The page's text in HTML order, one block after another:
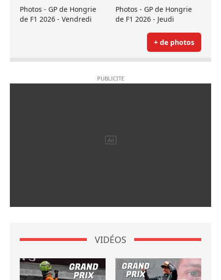
Photos - GP de Hongrie
de F1 2026 - Vendredi
Photos - GP de Hongrie
de F1 2026 - Jeudi
+ de photos
VIDÉOS